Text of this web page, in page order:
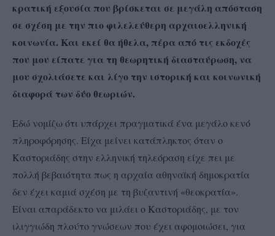
κρατική εξουσία που βρίσκεται σε μεγάλη απόσταση
σε σχέση με την πιο φιλελεύθερη αρχαιοελληνική
κοινωνία. Και εκεί θα ήθελα, πέρα από τις εκδοχές
που μου είπατε για τη θεωρητική διασταύρωση, να
μου σχολιάσετε και λίγο την ιστορική και κοινωνική
διαφορά των δύο θεωριών.
Εδώ νομίζω ότι υπάρχει πραγματικά ένα μεγάλο κενό
πληροφόρησης. Είχα μείνει κατάπληκτος όταν ο
Καστοριάδης στην ελληνική τηλεόραση είχε πει με
πολλή βεβαιότητα πως η αρχαία αθηναϊκή δημοκρατία
δεν έχει καμιά σχέση με τη βυζαντινή «θεοκρατία».
Είναι απαράδεκτο να μιλάει ο Καστοριάδης, με τον
ιλιγγιώδη πλούτο γνώσεων που έχει αφομοιώσει, για